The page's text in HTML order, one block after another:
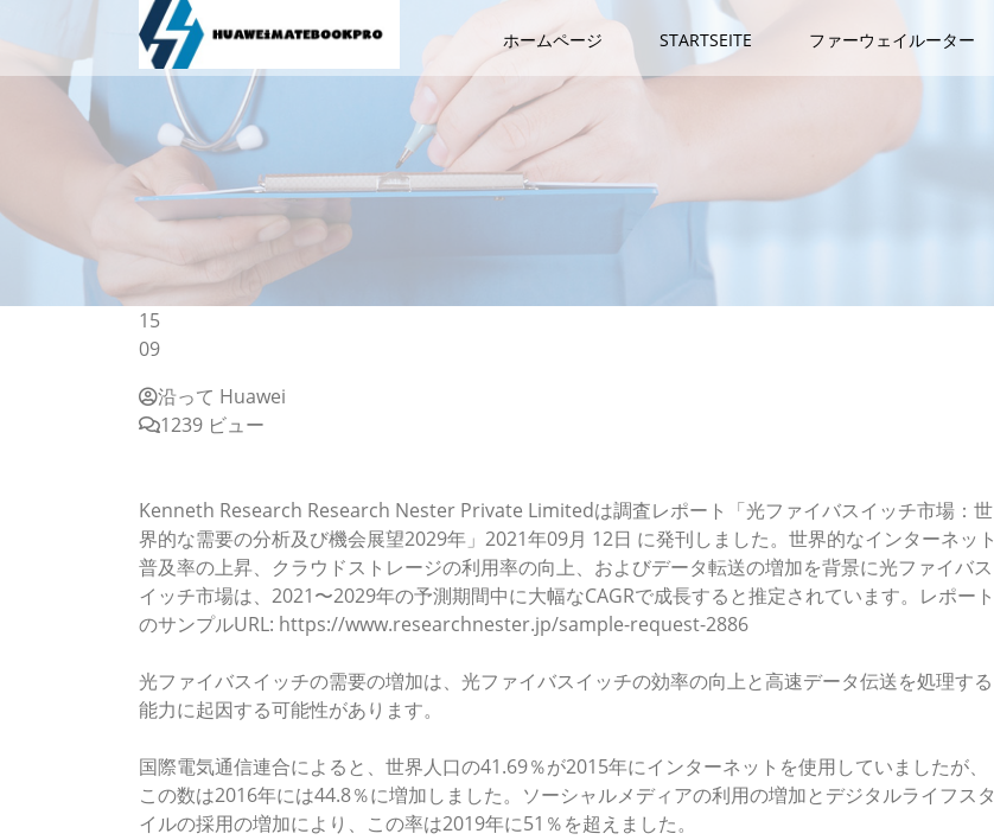
ホームページ STARTSEITE ファーウェイルーター
15
09
沿って Huawei
1239 ビュー
Kenneth Research Research Nester Private Limitedは調査レポート「光ファイバスイッチ市場：世
界的な需要の分析及び機会展望2029年」2021年09月 12日 に発刊しました。世界的なインターネット
普及率の上昇、クラウドストレージの利用率の向上、およびデータ転送の増加を背景に光ファイバス
イッチ市場は、2021〜2029年の予測期間中に大幅なCAGRで成長すると推定されています。レポート
のサンプルURL: https://www.researchnester.jp/sample-request-2886
光ファイバスイッチの需要の増加は、光ファイバスイッチの効率の向上と高速データ伝送を処理する
能力に起因する可能性があります。
国際電気通信連合によると、世界人口の41.69％が2015年にインターネットを使用していましたが、
この数は2016年には44.8％に増加しました。ソーシャルメディアの利用の増加とデジタルライフスタ
イルの採用の増加により、この率は2019年に51％を超えました。